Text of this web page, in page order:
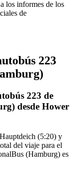
los informes de los
de
223
223 de
desde Hower
(5:20) y
del viaje para el
(Hamburg) es